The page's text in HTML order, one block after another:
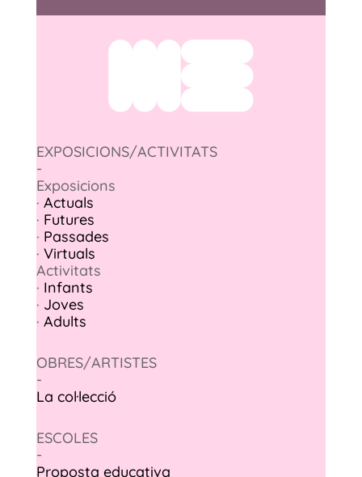
EXPOSICIONS/ACTIVITATS
-
Exposicions
· Actuals
· Futures
· Passades
· Virtuals
Activitats
· Infants
· Joves
· Adults
OBRES/ARTISTES
-
La col·lecció
ESCOLES
-
Proposta educativa